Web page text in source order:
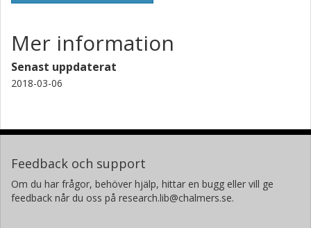
Mer information
Senast uppdaterat
2018-03-06
Feedback och support
Om du har frågor, behöver hjälp, hittar en bugg eller vill ge
feedback når du oss på research.lib@chalmers.se.